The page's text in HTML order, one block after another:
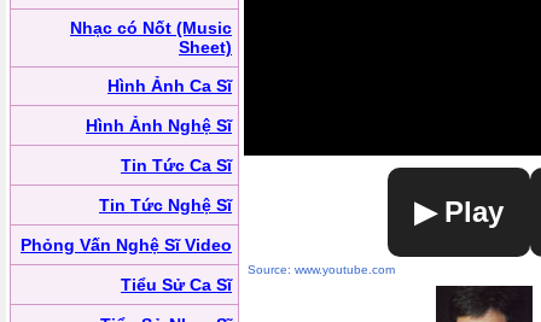
Nhạc có Nốt (Music
Sheet)
Hình Ảnh Ca Sĩ
Hình Ảnh Nghệ Sĩ
Tin Tức Ca Sĩ
Tin Tức Nghệ Sĩ
Phỏng Vấn Nghệ Sĩ Video
Tiểu Sử Ca Sĩ
▶ Play
Source: www.youtube.com